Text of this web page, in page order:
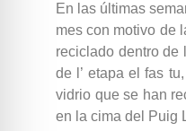
En las últimas
mes con motivo de
reciclado dentro de
de l’ etapa el fas
vidrio que se han
en la cima del Puig